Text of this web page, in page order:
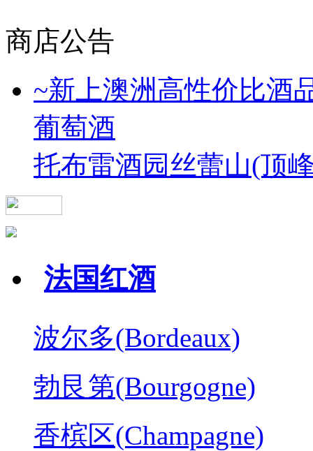
商店公告
~新上澳洲高性价比酒
葡萄酒
托布雷酒园丝蕾山(顶
法国红酒
波尔多(Bordeaux)
勃艮第(Bourgogne)
香槟区(Champagne)